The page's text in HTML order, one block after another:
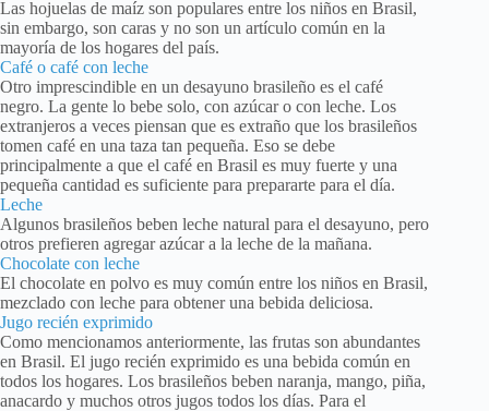
Las hojuelas de maíz son populares entre los niños en Brasil,
sin embargo, son caras y no son un artículo común en la
mayoría de los hogares del país.
Café o café con leche
Otro imprescindible en un desayuno brasileño es el café
negro. La gente lo bebe solo, con azúcar o con leche. Los
extranjeros a veces piensan que es extraño que los brasileños
tomen café en una taza tan pequeña. Eso se debe
principalmente a que el café en Brasil es muy fuerte y una
pequeña cantidad es suficiente para prepararte para el día.
Leche
Algunos brasileños beben leche natural para el desayuno, pero
otros prefieren agregar azúcar a la leche de la mañana.
Chocolate con leche
El chocolate en polvo es muy común entre los niños en Brasil,
mezclado con leche para obtener una bebida deliciosa.
Jugo recién exprimido
Como mencionamos anteriormente, las frutas son abundantes
en Brasil. El jugo recién exprimido es una bebida común en
todos los hogares. Los brasileños beben naranja, mango, piña,
anacardo y muchos otros jugos todos los días. Para el